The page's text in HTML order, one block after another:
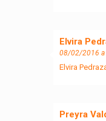
Elvira
08/02/2016 a
Elvira
Preyra